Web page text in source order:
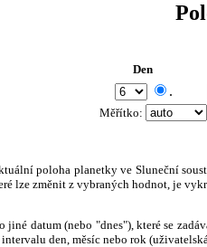
Den
.
Měřítko:
poloha planetky ve Sluneční
lze změnit z vybraných hodnot, je
datum (nebo "dnes"), které se
den, měsíc nebo rok